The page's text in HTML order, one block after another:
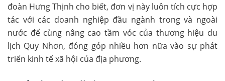
đoàn Hưng Thịnh cho biết, đơn vị này luôn tích cực hợp
tác với các doanh nghiệp đầu ngành trong và ngoài
nước để cùng nâng cao tầm vóc của thương hiệu du
lịch Quy Nhơn, đóng góp nhiều hơn nữa vào sự phát
triển kinh tế xã hội của địa phương.